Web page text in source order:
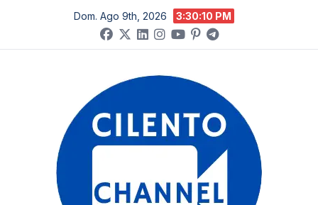
contenuto
Dom. Ago 9th, 2026 3:30:11 PM